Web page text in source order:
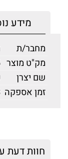
מידע
מחבר/ת
מק"ט מוצר
שם יצרן
זמן אספקה
חוות דעת